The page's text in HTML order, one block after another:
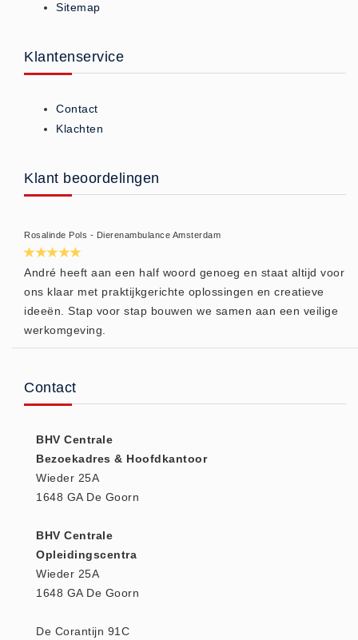
Brandwondmaterialen
Algemeen (9)
CO2 meters (0)
Corona maatregelen
COVID-19 artikelen
Drogisterij
Desinfectants (6)
Geneesmiddelen (0)
Huidverzorging (5)
Koud - Warm kompressen (3)
Overige (1)
Eerste Hulp Paneel
Evacuatie
Noodkoffer (0)
Stoelen (5)
Sitemap
Klantenservice
Contact
Klachten
Klant beoordelingen
Rosalinde Pols - Dierenambulance Amsterdam
André heeft aan een half woord genoeg en staat altijd voor
ons klaar met praktijkgerichte oplossingen en creatieve
ideeën. Stap voor stap bouwen we samen aan een veilige
werkomgeving.
Contact
BHV Centrale
Bezoekadres & Hoofdkantoor
Wieder 25A
1648 GA De Goorn
BHV Centrale
Opleidingscentra
Wieder 25A
1648 GA De Goorn
De Corantijn 91C